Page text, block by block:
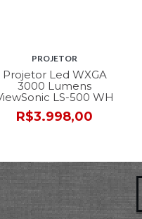
PROJETOR
Projetor Led WXGA
3000 Lumens
LS-500 WH
R$3.998,00